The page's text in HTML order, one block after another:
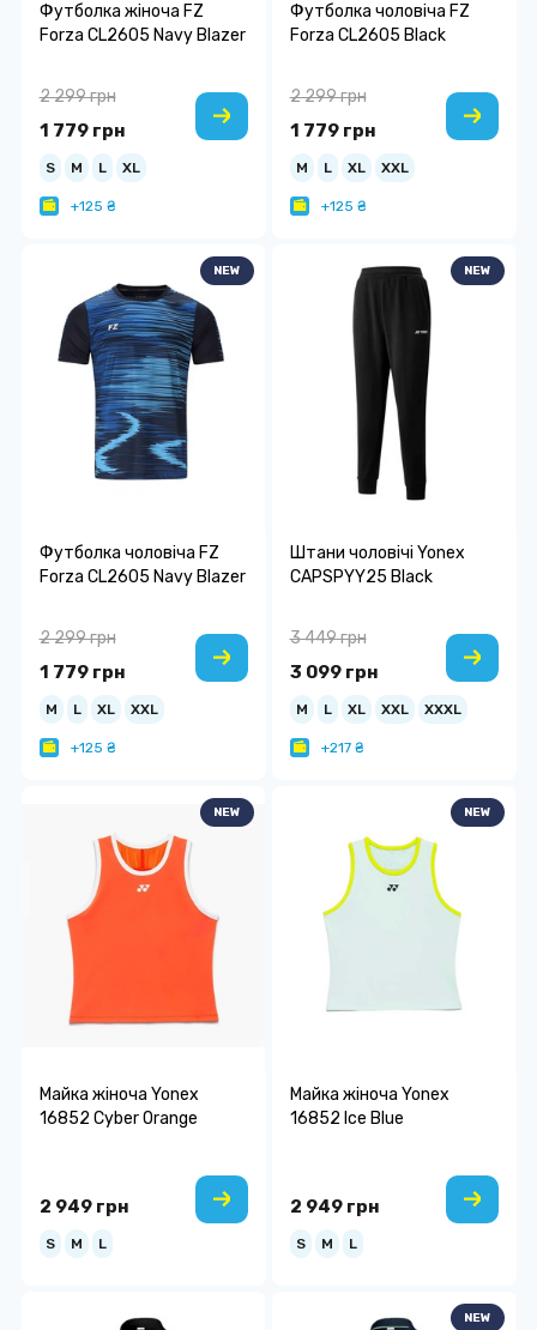
Футболка жіноча FZ
Forza CL2605 Navy Blazer
1 779 грн
2 299 грн
S M L XL
+125 ₴
Футболка чоловіча FZ
Forza CL2605 Black
1 779 грн
2 299 грн
M L XL XXL
+125 ₴
NEW
Футболка чоловіча FZ
Forza CL2605 Navy Blazer
1 779 грн
2 299 грн
M L XL XXL
+125 ₴
NEW
Штани чоловічі Yonex
CAPSPYY25 Black
3 099 грн
3 449 грн
M L XL XXL XXXL
+217 ₴
NEW
Майка жіноча Yonex
16852 Cyber Orange
2 949 грн
S M L
NEW
Майка жіноча Yonex
16852 Ice Blue
2 949 грн
S M L
NEW